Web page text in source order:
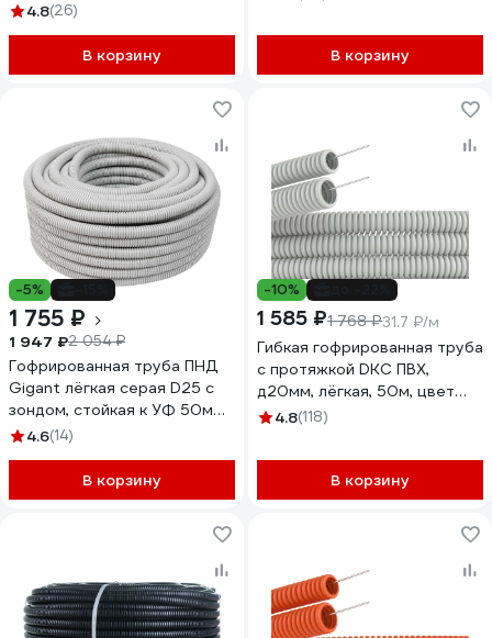
черная SQ0413-2502
4.8(26)
В корзину В корзину
-5%
1 755 ₽
1 947 ₽2 054 ₽
Гофрированная труба ПНД
Gigant лёгкая серая D25 с
зондом, стойкая к УФ 50м
20125-50GR-GI
4.6(14)
В корзину
-10%
1 585 ₽1 768 ₽31.7 ₽/м
Гибкая гофрированная труба
с протяжкой DKC ПВХ,
д20мм, лёгкая, 50м, цвет
серый 9192050
4.8(118)
В корзину